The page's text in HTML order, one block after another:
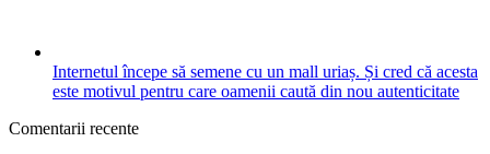
Internetul începe să semene cu un mall uriaș. Și cred că acesta
este motivul pentru care oamenii caută din nou autenticitate
Comentarii recente